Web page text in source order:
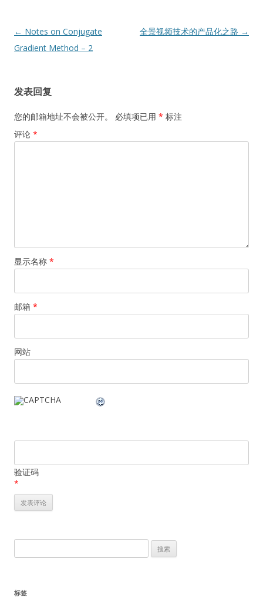
文
章
← Notes on Conjugate
Gradient Method – 2
全景视频技术的产品化之路 →
发表回复
您的邮箱地址不会被公开。 必填项已用 * 标注
评论 *
显示名称 *
邮箱 *
网站
验证码
*
索：
标签